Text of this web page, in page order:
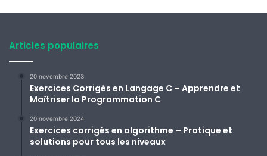
Articles populaires
20 novembre 2023
Exercices Corrigés en Langage C – Apprendre et
Maîtriser la Programmation C
20 novembre 2024
Exercices corrigés en algorithme – Pratique et
solutions pour tous les niveaux